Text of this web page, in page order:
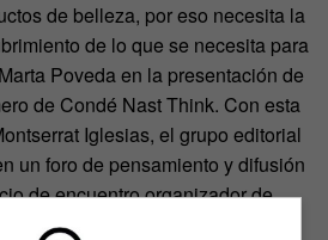
de belleza, por eso necesita la
de lo que se necesita para
Poveda en la presentación de
de Condé Nast Think. Con esta
Iglesias, el grupo editorial
un foro de pensamiento y difusión
de encuentro organizador de
culturales.